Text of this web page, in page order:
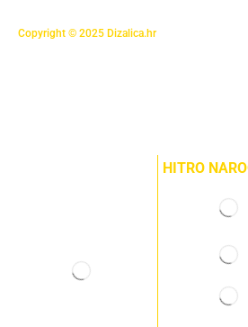
Copyright © 2025 Dizalica.hr
HITRO